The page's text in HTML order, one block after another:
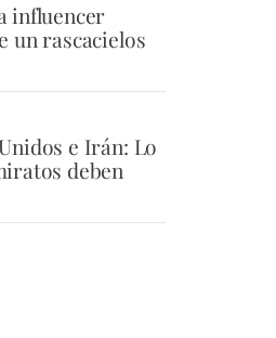
influencer
un rascacielos
e Irán: Lo
deben